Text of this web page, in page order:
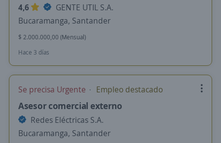
4,6
GENTE UTIL S.A.
Bucaramanga, Santander
$ 2.000.000,00 (Mensual)
Hace 3 días
Se precisa Urgente Empleo destacado
Asesor comercial externo
Redes Eléctricas S.A.
Bucaramanga, Santander